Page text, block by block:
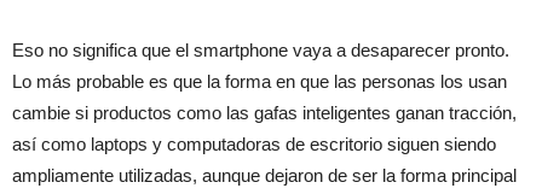
Eso no significa que el smartphone vaya a desaparecer pronto.
Lo más probable es que la forma en que las personas los usan
cambie si productos como las gafas inteligentes ganan tracción,
así como laptops y computadoras de escritorio siguen siendo
ampliamente utilizadas, aunque dejaron de ser la forma principal